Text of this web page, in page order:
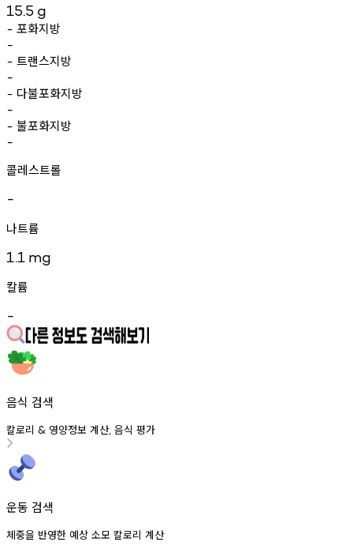
15.5 g
- 포화지방
-
- 트랜스지방
-
- 다불포화지방
-
- 불포화지방
-
콜레스트롤
-
나트륨
1.1 mg
칼륨
-
음식 검색
칼로리 & 영양정보 계산, 음식 평가
운동 검색
체중을 반영한 예상 소모 칼로리 계산